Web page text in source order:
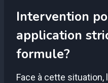
Intervention
application
formule?
Face à cette situation,